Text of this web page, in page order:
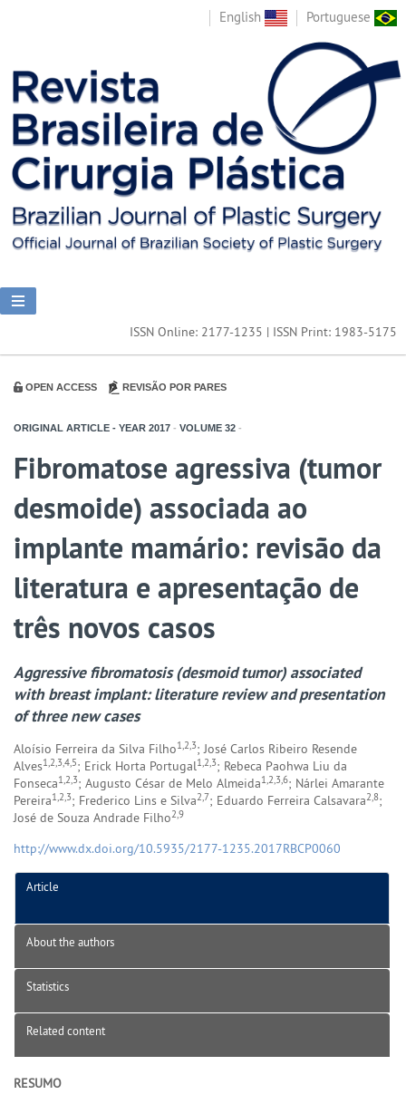
English Portuguese
ISSN Online: 2177-1235 | ISSN Print: 1983-5175
OPEN ACCESS REVISÃO POR PARES
ORIGINAL ARTICLE - YEAR 2017 - VOLUME 32 -
Fibromatose agressiva (tumor
desmoide) associada ao
implante mamário: revisão da
literatura e apresentação de
três novos casos
Aggressive fibromatosis (desmoid tumor) associated
with breast implant: literature review and presentation
of three new cases
Aloísio Ferreira da Silva Filho1,2,3; José Carlos Ribeiro Resende
Alves1,2,3,4,5; Erick Horta Portugal1,2,3; Rebeca Paohwa Liu da
Fonseca1,2,3; Augusto César de Melo Almeida1,2,3,6; Nárlei Amarante
Pereira1,2,3; Frederico Lins e Silva2,7; Eduardo Ferreira Calsavara2,8;
José de Souza Andrade Filho2,9
http://www.dx.doi.org/10.5935/2177-1235.2017RBCP0060
Article
About the authors
Statistics
Related content
RESUMO